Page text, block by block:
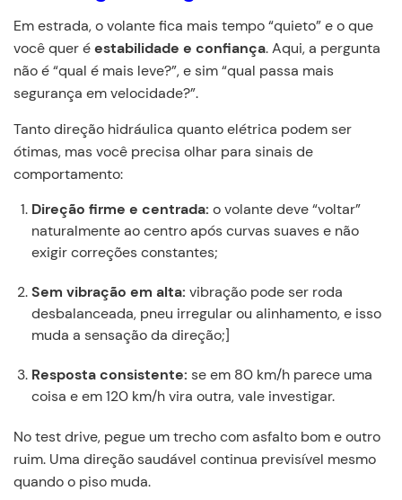
Em estrada, o volante fica mais tempo “quieto” e o que
você quer éestabilidade e confiança. Aqui, a pergunta
não é “qual é mais leve?”, e sim “qual passa mais
segurança em velocidade?”.
Tanto direção hidráulica quanto elétrica podem ser
ótimas, mas você precisa olhar para sinais de
comportamento:
Direção firme e centrada: o volante deve “voltar”
naturalmente ao centro após curvas suaves e não
exigir correções constantes;
Sem vibração em alta: vibração pode ser roda
desbalanceada, pneu irregular ou alinhamento, e isso
muda a sensação da direção;]
Resposta consistente: se em 80 km/h parece uma
coisa e em 120 km/h vira outra, vale investigar.
No test drive, pegue um trecho com asfalto bom e outro
ruim. Uma direção saudável continua previsível mesmo
quando o piso muda.